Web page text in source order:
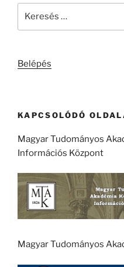
Belépés
KAPCSOLÓDÓ
Magyar Tudományos
Információs Központ
Magyar Tudományos